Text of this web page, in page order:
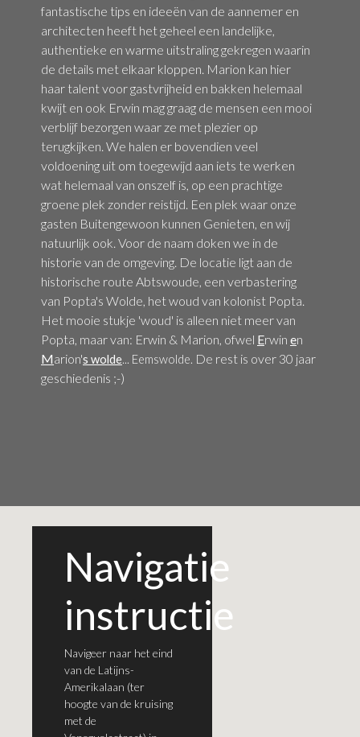
fantastische tips en ideeën van de aannemer en
architecten heeft het geheel een landelijke,
authentieke en warme uitstraling gekregen waarin
de details met elkaar kloppen. Marion kan hier
haar talent voor gastvrijheid en bakken helemaal
kwijt en ook Erwin mag graag de mensen een mooi
verblijf bezorgen waar ze met plezier op
terugkijken. We halen er bovendien veel
voldoening uit om toegewijd aan iets te werken
wat helemaal van onszelf is, op een prachtige
groene plek zonder reistijd. Een plek waar onze
gasten Buitengewoon kunnen Genieten, en wij
natuurlijk ook. Voor de naam doken we in de
historie van de omgeving. De locatie ligt aan de
historische route Abtswoude, een verbastering
van Popta's Wolde, het woud van kolonist Popta.
Het mooie stukje 'woud' is alleen niet meer van
Popta, maar van: Erwin & Marion, ofwel Erwin en
Marion's wolde... Eemswolde. De rest is over 30 jaar
geschiedenis ;-)
Navigatie
instructie
Navigeer naar het eind
van de Latijns-
Amerikalaan (ter
hoogte van de kruising
met de